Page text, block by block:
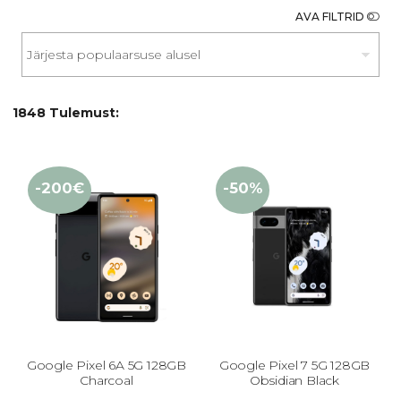
AVA FILTRID
1848 Tulemust:
Google Pixel 6A 5G 128GB
Charcoal
-200€
Google Pixel 7 5G 128GB
Obsidian Black
-50%